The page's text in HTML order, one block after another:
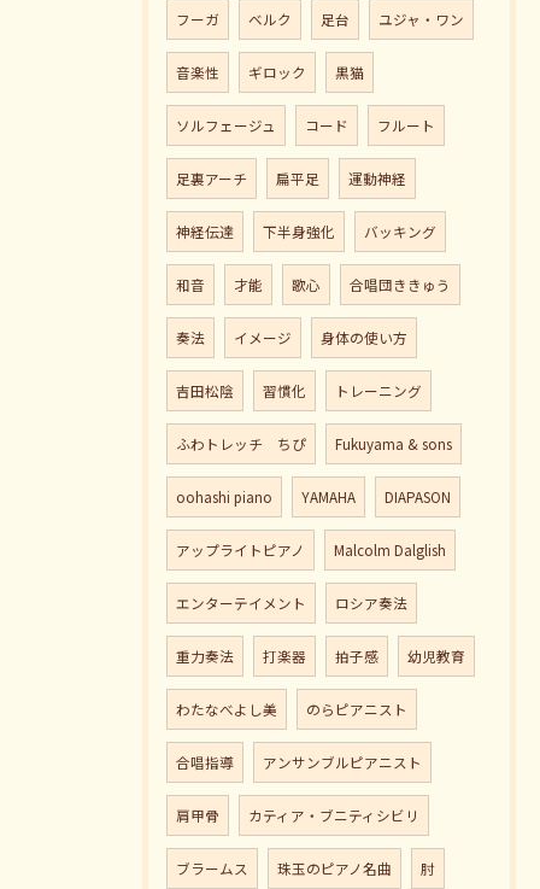
フーガ ベルク 足台 ユジャ・ワン
音楽性 ギロック 黒猫
ソルフェージュ コード フルート
足裏アーチ 扁平足 運動神経
神経伝達 下半身強化 バッキング
和音 才能 歌心 合唱団ききゅう
奏法 イメージ 身体の使い方
吉田松陰 習慣化 トレーニング
ふわトレッチ ちぴ Fukuyama & sons
oohashi piano YAMAHA DIAPASON
アップライトピアノ Malcolm Dalglish
エンターテイメント ロシア奏法
重力奏法 打楽器 拍子感 幼児教育
わたなべよし美 のらピアニスト
合唱指導 アンサンブルピアニスト
肩甲骨 カティア・ブニティシビリ
ブラームス 珠玉のピアノ名曲 肘